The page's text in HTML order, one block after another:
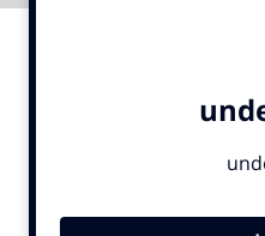
Campagnes